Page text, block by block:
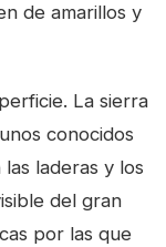
de amarillos y
La sierra
conocidos
laderas y los
del gran
por las que